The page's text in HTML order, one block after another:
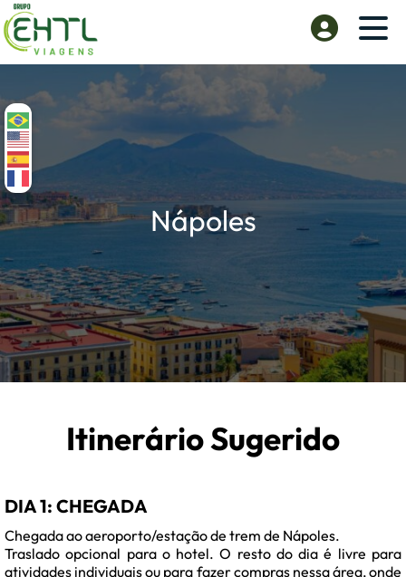
Nápoles
Itinerário Sugerido
DIA 1: CHEGADA
Chegada ao aeroporto/estação de trem de Nápoles.
Traslado opcional para o hotel. O resto do dia é livre para
atividades individuais ou para fazer compras nessa área, onde